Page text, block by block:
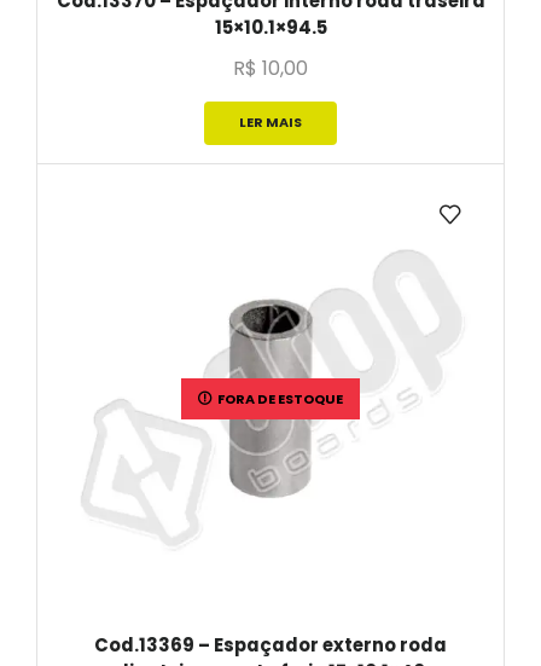
15×10.1×94.5
R$ 10,00
LER MAIS
FORA DE ESTOQUE
Cod.13369 – Espaçador externo roda